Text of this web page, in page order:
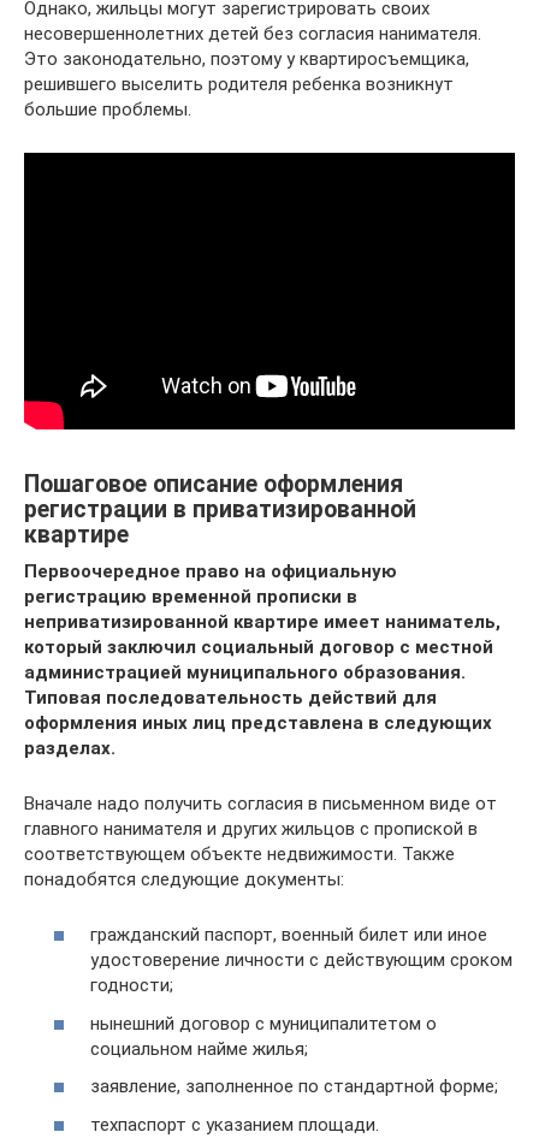
Однако, жильцы могут зарегистрировать своих
несовершеннолетних детей без согласия нанимателя.
Это законодательно, поэтому у квартиросъемщика,
решившего выселить родителя ребенка возникнут
большие проблемы.
Пошаговое описание оформления
регистрации в приватизированной
квартире
Первоочередное право на официальную
регистрацию временной прописки в
неприватизированной квартире имеет наниматель,
который заключил социальный договор с местной
администрацией муниципального образования.
Типовая последовательность действий для
оформления иных лиц представлена в следующих
разделах.
Вначале надо получить согласия в письменном виде от
главного нанимателя и других жильцов с пропиской в
соответствующем объекте недвижимости. Также
понадобятся следующие документы:
гражданский паспорт, военный билет или иное
удостоверение личности с действующим сроком
годности;
нынешний договор с муниципалитетом о
социальном найме жилья;
заявление, заполненное по стандартной форме;
техпаспорт с указанием площади.